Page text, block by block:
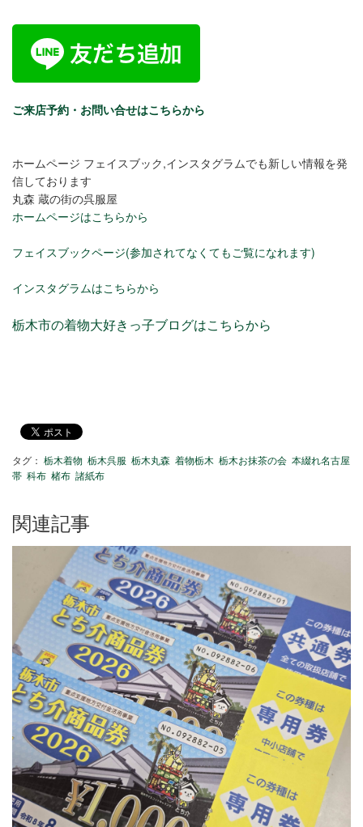
ご来店予約・お問い合せはこちらから
ホームページ フェイスブック,インスタグラムでも新しい情報を発
信しております
丸森 蔵の街の呉服屋
ホームページはこちらから
フェイスブックページ(参加されてなくてもご覧になれます)
インスタグラムはこちらから
栃木市の着物大好きっ子ブログはこちらから
タグ： 栃木着物 栃木呉服 栃木丸森 着物栃木 栃木お抹茶の会 本綴れ名古屋
帯 科布 楮布 諸紙布
関連記事